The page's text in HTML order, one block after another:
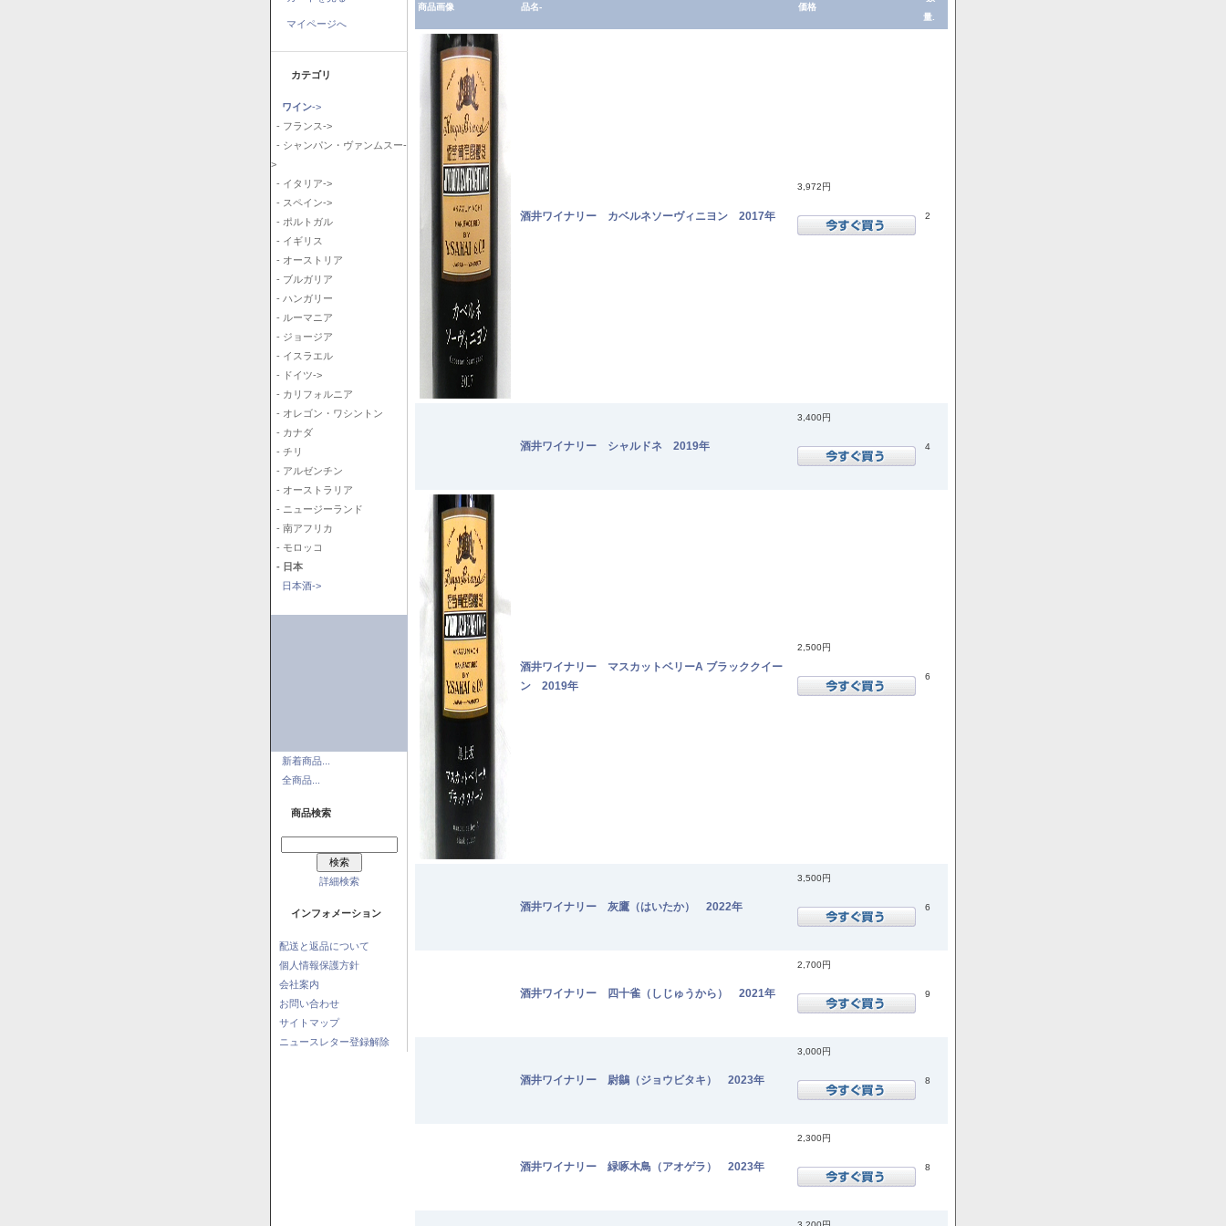
マイページへ
カテゴリ
ワイン->
- フランス->
- シャンパン・ヴァンムスー-
>
- イタリア->
- スペイン->
- ポルトガル
- イギリス
- オーストリア
- ブルガリア
- ハンガリー
- ルーマニア
- ジョージア
- イスラエル
- ドイツ->
- カリフォルニア
- オレゴン・ワシントン
- カナダ
- チリ
- アルゼンチン
- オーストラリア
- ニュージーランド
- 南アフリカ
- モロッコ
- 日本
日本酒->
新着商品...
全商品...
商品検索
詳細検索
インフォメーション
配送と返品について
個人情報保護方針
会社案内
お問い合わせ
サイトマップ
ニュースレター登録解除
商品画像 品名- 価格
量.
酒井ワイナリー カベルネソーヴィニヨン 2017年
3,972円
2
酒井ワイナリー シャルドネ 2019年
3,400円
4
酒井ワイナリー マスカットベリーA ブラッククイー
ン 2019年
2,500円
6
酒井ワイナリー 灰鷹（はいたか） 2022年
3,500円
6
酒井ワイナリー 四十雀（しじゅうから） 2021年
2,700円
9
酒井ワイナリー 尉鶲（ジョウビタキ） 2023年
3,000円
8
酒井ワイナリー 緑啄木鳥（アオゲラ） 2023年
2,300円
8